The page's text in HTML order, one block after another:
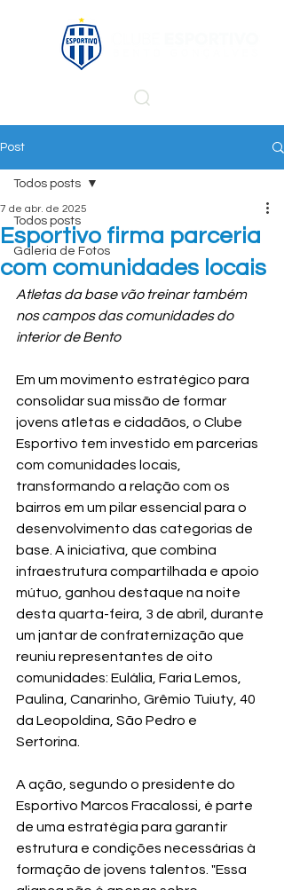
Post
Todos posts
Galeria de Fotos
Todos posts
Esportivo firma parceria
com comunidades locais
7 de abr. de 2025
Atletas da base vão treinar também
nos campos das comunidades do
interior de Bento
Em um movimento estratégico para
consolidar sua missão de formar
jovens atletas e cidadãos, o Clube
Esportivo tem investido em parcerias
com comunidades locais,
transformando a relação com os
bairros em um pilar essencial para o
desenvolvimento das categorias de
base. A iniciativa, que combina
infraestrutura compartilhada e apoio
mútuo, ganhou destaque na noite
desta quarta-feira, 3 de abril, durante
um jantar de confraternização que
reuniu representantes de oito
comunidades: Eulália, Faria Lemos,
Paulina, Canarinho, Grêmio Tuiuty, 40
da Leopoldina, São Pedro e
Sertorina.
A ação, segundo o presidente do
Esportivo Marcos Fracalossi, é parte
de uma estratégia para garantir
estrutura e condições necessárias à
formação de jovens talentos. "Essa